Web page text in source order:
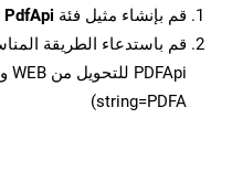
قم بإنشاء مثيل فئة PdfApi
قم باستدعاء الطريقة
string=PDFA)